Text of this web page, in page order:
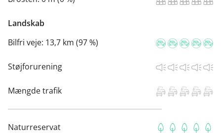
Landskab
Bilfri veje: 13,7 km (97 %)
Støjforurening
Mængde trafik
Naturreservat